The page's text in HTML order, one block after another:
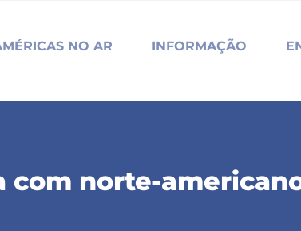
NO AR INFORMAÇÃO
com norte-